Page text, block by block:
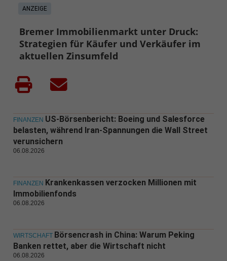
ANZEIGE
Bremer Immobilienmarkt unter Druck:
Strategien für Käufer und Verkäufer im
aktuellen Zinsumfeld
FINANZEN US-Börsenbericht: Boeing und Salesforce
belasten, während Iran-Spannungen die Wall Street
verunsichern
06.08.2026
FINANZEN Krankenkassen verzocken Millionen mit
Immobilienfonds
06.08.2026
WIRTSCHAFT Börsencrash in China: Warum Peking
Banken rettet, aber die Wirtschaft nicht
06.08.2026